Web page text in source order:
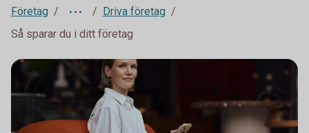
Företag
Driva företag
Så sparar du i ditt företag